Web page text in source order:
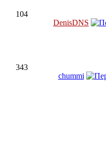
104
DenisDNS
343
chummi